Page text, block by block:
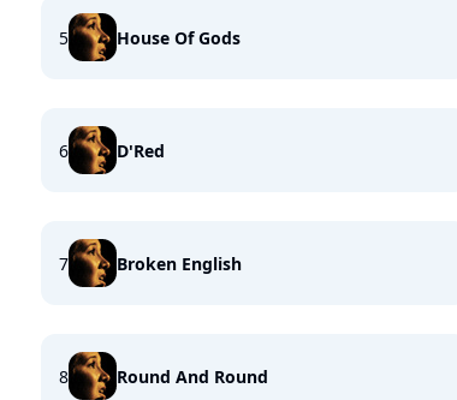
5 House Of Gods
6 D'Red
7 Broken English
8 Round And Round